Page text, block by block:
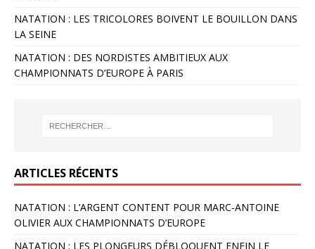
NATATION : LES TRICOLORES BOIVENT LE BOUILLON DANS
LA SEINE
NATATION : DES NORDISTES AMBITIEUX AUX
CHAMPIONNATS D’EUROPE À PARIS
ARTICLES RÉCENTS
NATATION : L’ARGENT CONTENT POUR MARC-ANTOINE
OLIVIER AUX CHAMPIONNATS D’EUROPE
NATATION : LES PLONGEURS DÉBLOQUENT ENFIN LE